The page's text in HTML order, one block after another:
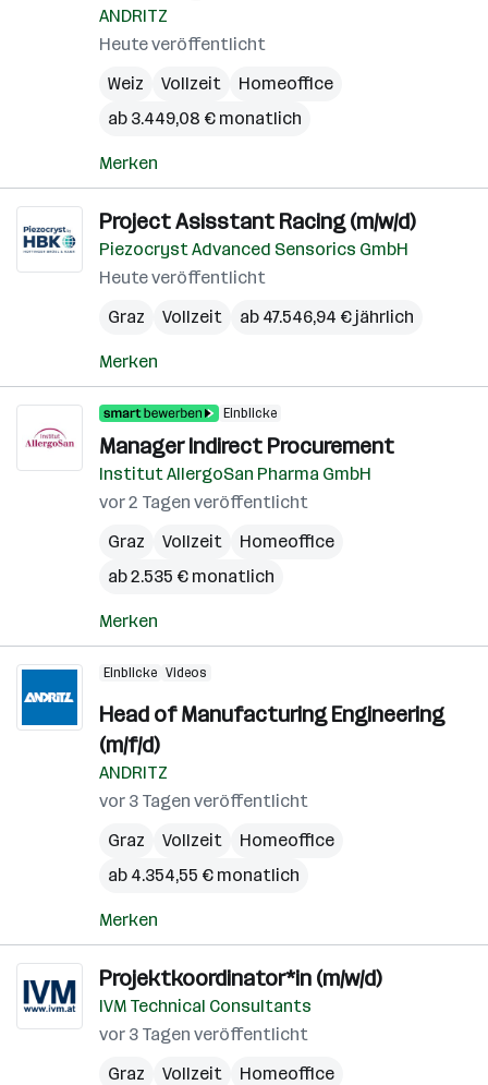
ANDRITZ
Heute veröffentlicht
Weiz
Vollzeit
Homeoffice
ab 3.449,08 € monatlich
Merken
Project Asisstant Racing (m/w/d)
Piezocryst Advanced Sensorics GmbH
Heute veröffentlicht
Graz
Vollzeit ab 47.546,94 € jährlich
Merken
Einblicke
Manager Indirect Procurement
Institut AllergoSan Pharma GmbH
vor 2 Tagen veröffentlicht
Graz
Vollzeit
Homeoffice
ab 2.535 € monatlich
Merken
Einblicke Videos
Head of Manufacturing Engineering
(m/f/d)
ANDRITZ
vor 3 Tagen veröffentlicht
Graz
Vollzeit
Homeoffice
ab 4.354,55 € monatlich
Merken
Projektkoordinator*in (m/w/d)
IVM Technical Consultants
vor 3 Tagen veröffentlicht
Graz
Vollzeit
Homeoffice